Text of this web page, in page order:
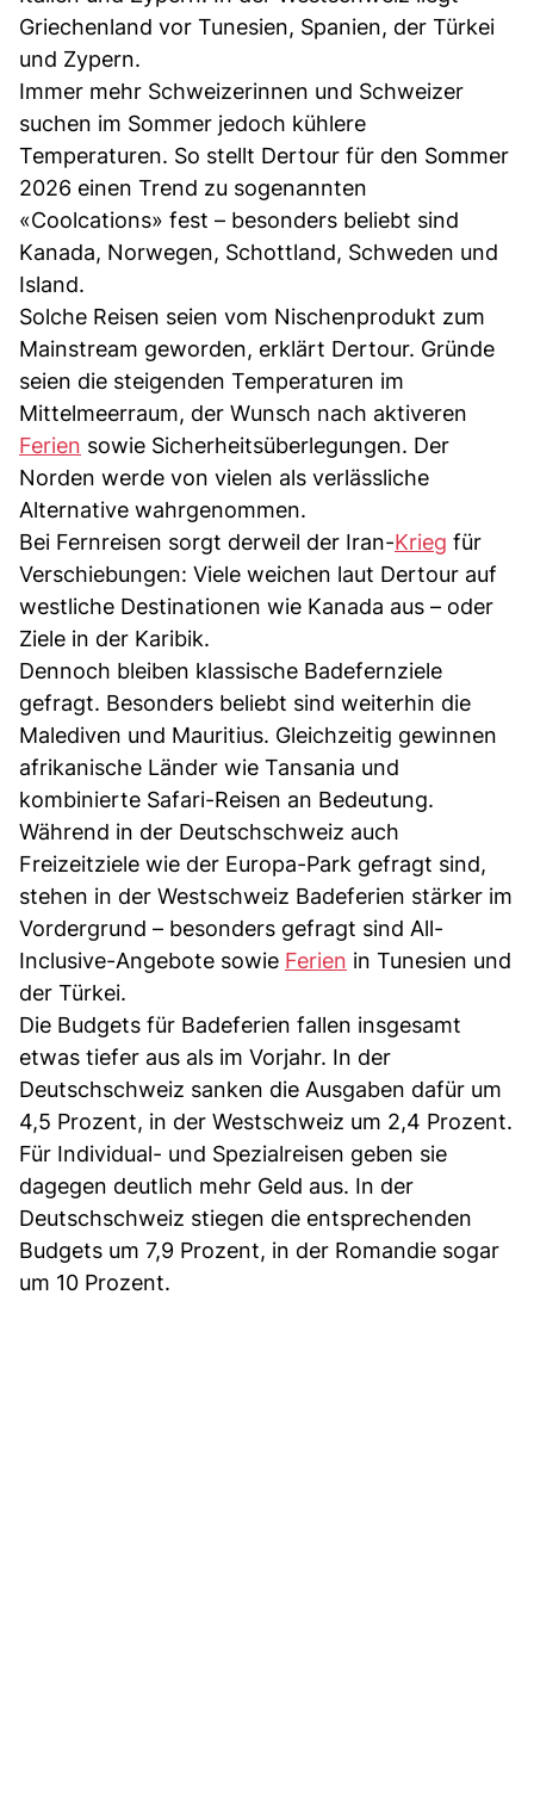
Griechenland vor Tunesien, Spanien, der Türkei
und Zypern.
Immer mehr Schweizerinnen und Schweizer
suchen im Sommer jedoch kühlere
Temperaturen. So stellt Dertour für den Sommer
2026 einen Trend zu sogenannten
«Coolcations» fest – besonders beliebt sind
Kanada, Norwegen, Schottland, Schweden und
Island.
Solche Reisen seien vom Nischenprodukt zum
Mainstream geworden, erklärt Dertour. Gründe
seien die steigenden Temperaturen im
Mittelmeerraum, der Wunsch nach aktiveren
Ferien sowie Sicherheitsüberlegungen. Der
Norden werde von vielen als verlässliche
Alternative wahrgenommen.
Bei Fernreisen sorgt derweil der Iran-Krieg für
Verschiebungen: Viele weichen laut Dertour auf
westliche Destinationen wie Kanada aus – oder
Ziele in der Karibik.
Dennoch bleiben klassische Badefernziele
gefragt. Besonders beliebt sind weiterhin die
Malediven und Mauritius. Gleichzeitig gewinnen
afrikanische Länder wie Tansania und
kombinierte Safari-Reisen an Bedeutung.
Während in der Deutschschweiz auch
Freizeitziele wie der Europa-Park gefragt sind,
stehen in der Westschweiz Badeferien stärker im
Vordergrund – besonders gefragt sind All-
Inclusive-Angebote sowie Ferien in Tunesien und
der Türkei.
Die Budgets für Badeferien fallen insgesamt
etwas tiefer aus als im Vorjahr. In der
Deutschschweiz sanken die Ausgaben dafür um
4,5 Prozent, in der Westschweiz um 2,4 Prozent.
Für Individual- und Spezialreisen geben sie
dagegen deutlich mehr Geld aus. In der
Deutschschweiz stiegen die entsprechenden
Budgets um 7,9 Prozent, in der Romandie sogar
um 10 Prozent.